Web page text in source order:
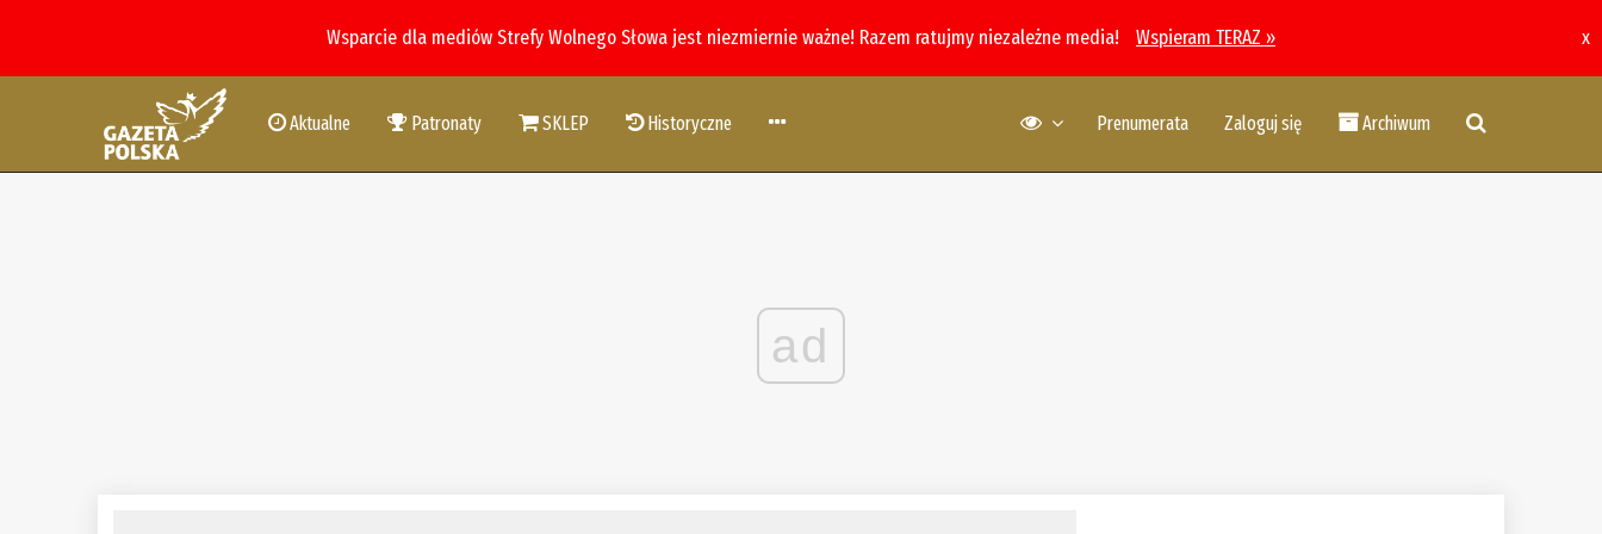
Wsparcie dla mediów Strefy Wolnego Słowa jest niezmiernie ważne! Razem ratujmy niezależne media! Wspieram TERAZ » x
Aktualne Patronaty SKLEP Historyczne Prenumerata Zaloguj się Archiwum
ad